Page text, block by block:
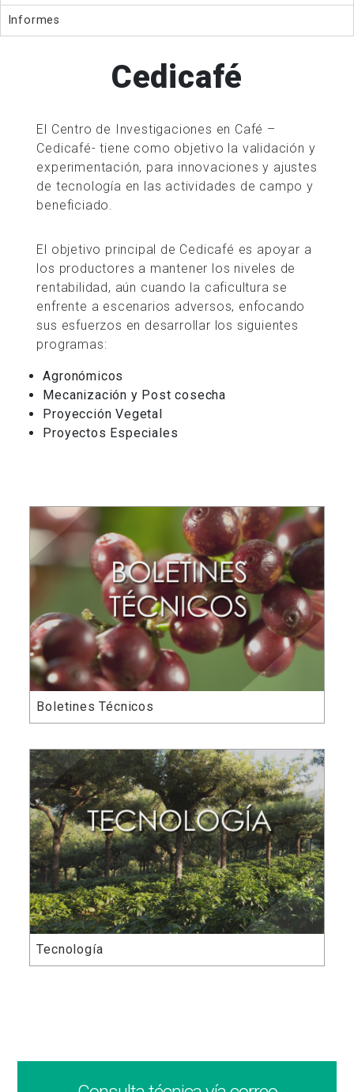
Informes
Cedicafé
El Centro de Investigaciones en Café –
Cedicafé- tiene como objetivo la validación y
experimentación, para innovaciones y ajustes
de tecnología en las actividades de campo y
beneficiado.
El objetivo principal de Cedicafé es apoyar a
los productores a mantener los niveles de
rentabilidad, aún cuando la caficultura se
enfrente a escenarios adversos, enfocando
sus esfuerzos en desarrollar los siguientes
programas:
Agronómicos
Mecanización y Post cosecha
Proyección Vegetal
Proyectos Especiales
Boletines Técnicos
Tecnología